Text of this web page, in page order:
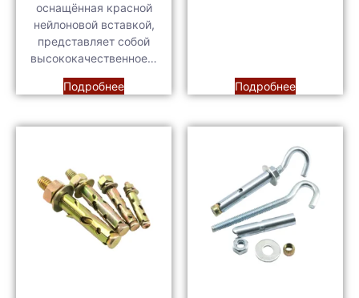
оснащённая красной
нейлоновой вставкой,
представляет собой
высококачественное…
Подробнее Подробнее